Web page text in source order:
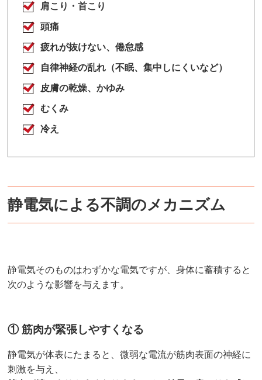
肩こり・首こり
頭痛
疲れが抜けない、倦怠感
自律神経の乱れ（不眠、集中しにくいなど）
皮膚の乾燥、かゆみ
むくみ
冷え
静電気による不調のメカニズム
静電気そのものはわずかな電気ですが、身体に蓄積すると
次のような影響を与えます。
① 筋肉が緊張しやすくなる
静電気が体表にたまると、微弱な電流が筋肉表面の神経に
刺激を与え、